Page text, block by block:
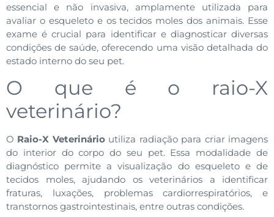
essencial e não invasiva, amplamente utilizada para
avaliar o esqueleto e os tecidos moles dos animais. Esse
exame é crucial para identificar e diagnosticar diversas
condições de saúde, oferecendo uma visão detalhada do
estado interno do seu pet.
O que é o raio-X
veterinário?
O Raio-X Veterinárioutiliza radiação para criar imagens
do interior do corpo do seu pet. Essa modalidade de
diagnóstico permite a visualização do esqueleto e de
tecidos moles, ajudando os veterinários a identificar
fraturas, luxações, problemas cardiorrespiratórios, e
transtornos gastrointestinais, entre outras condições.